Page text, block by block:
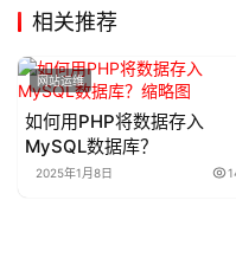
相关推荐
网站运维
如何用PHP将数据存入
MySQL数据库？
2025年1月8日